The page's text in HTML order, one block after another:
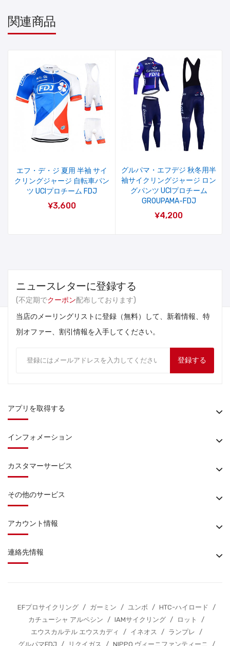
関連商品
エフ・デ・ジ 夏用 半袖 サイ
クリングジャージ 自転車パン
ツ UCIプロチーム FDJ
¥3,600
グルパマ・エフデジ 秋冬用半
袖サイクリングジャージ ロン
グパンツ UCIプロチーム
GROUPAMA-FDJ
¥4,200
ニュースレターに登録する
(不定期でクーポン配布しております)
当店のメーリングリストに登録（無料）して、新着情報、特
別オファー、割引情報を入手してください。
登録する
アプリを取得する
インフォメーション
カスタマーサービス
その他のサービス
アカウント情報
連絡先情報
EFプロサイクリング / ガーミン / ユンボ / HTC-ハイロード
/
カチューシャ アルペシン
/ IAMサイクリング / ロット
/
エウスカルテル エウスカディ
/ イネオス / ランプレ
/
グルパマFDJ
/ リクイガス / NIPPO ヴィーニファンティーニ /